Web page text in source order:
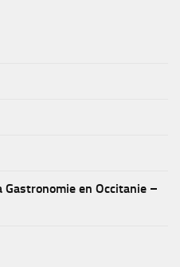
Gastronomie en Occitanie –